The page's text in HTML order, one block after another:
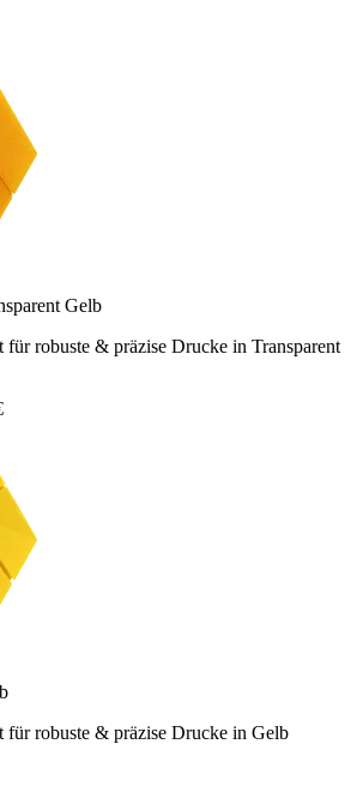
Gelb
für robuste & präzise Drucke in Transparent
für robuste & präzise Drucke in Gelb